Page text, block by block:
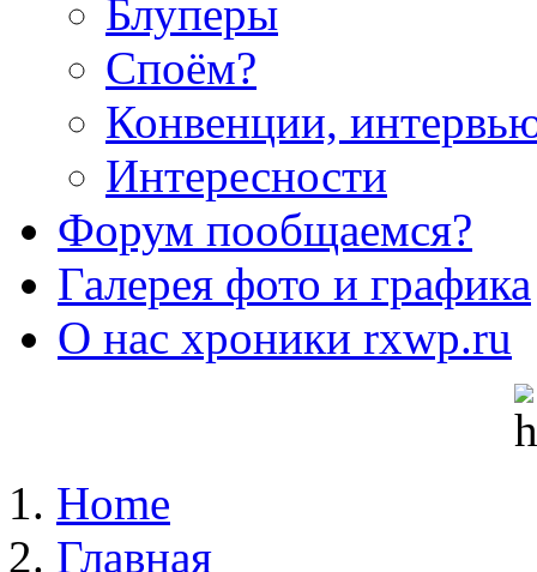
Блуперы
Споём?
Конвенции,
Интересности
Форум пообщаемся?
Галерея фото и графика
О нас хроники rxwp.ru
Home
Главная